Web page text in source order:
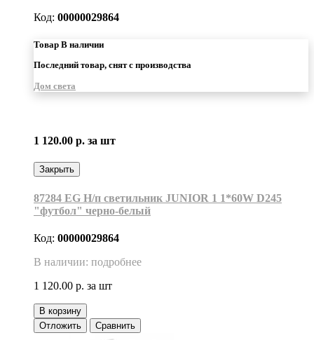
Код: 00000029864
Товар В наличии
Последний товар, снят с производства
Дом света
1 120.00 р. за шт
Закрыть
87284 EG Н/п светильник JUNIOR 1 1*60W D245
"футбол" черно-белый
Код: 00000029864
В наличии: подробнее
1 120.00 р. за шт
В корзину
Отложить
Сравнить